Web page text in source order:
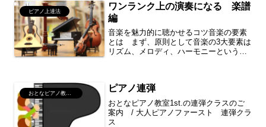
ピアノ上達法
ワンランク上の演奏になる 楽譜
編
音楽を魅力的に聴かせるコツ音楽の要素
とは まず、原則として音楽の3大要素は
リズム、メロディ、ハーモニーというこ
セント）の配置2拍子、3...
おとなピアノ教室1st.案内 ピアノ連弾
おとなピアノ教室1st.の連弾クラスのご
案内 / 大人ピアノファースト 連弾クラ
ス